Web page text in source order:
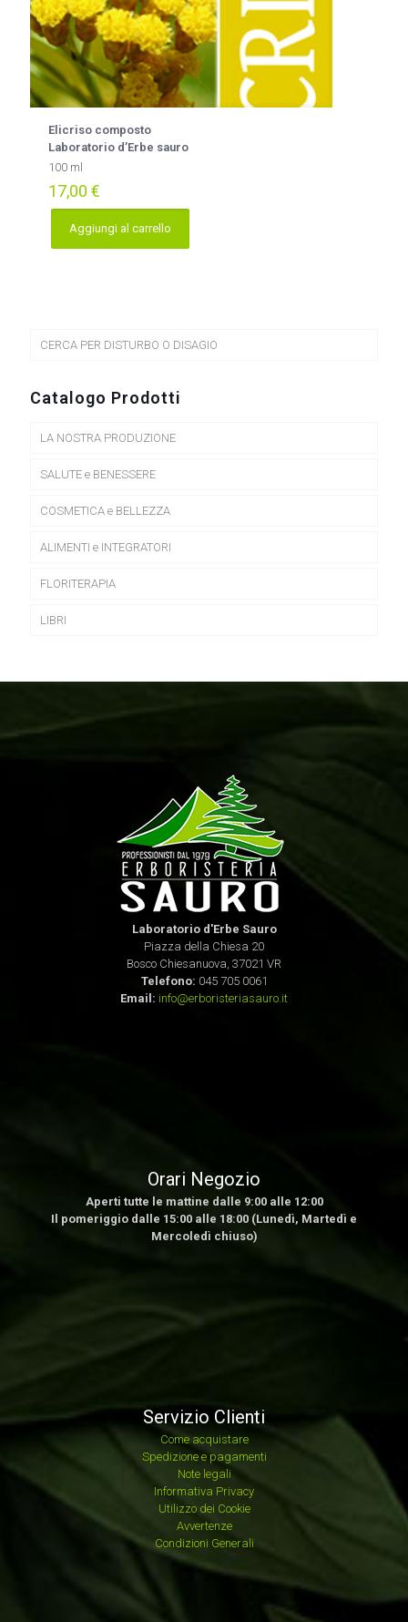
Elicriso composto
Laboratorio d’Erbe sauro
100 ml
17,00 €
Aggiungi al carrello
CERCA PER DISTURBO O DISAGIO
Catalogo Prodotti
LA NOSTRA PRODUZIONE
SALUTE e BENESSERE
COSMETICA e BELLEZZA
ALIMENTI e INTEGRATORI
FLORITERAPIA
LIBRI
Laboratorio d'Erbe Sauro
Piazza della Chiesa 20
Bosco Chiesanuova, 37021 VR
Telefono: 045 705 0061
Email: info@erboristeriasauro.it
Orari Negozio
Aperti tutte le mattine dalle 9:00 alle 12:00
Il pomeriggio dalle 15:00 alle 18:00 (Lunedì, Martedì e
Mercoledì chiuso)
Servizio Clienti
Come acquistare
Spedizione e pagamenti
Note legali
Informativa Privacy
Utilizzo dei Cookie
Avvertenze
Condizioni Generali